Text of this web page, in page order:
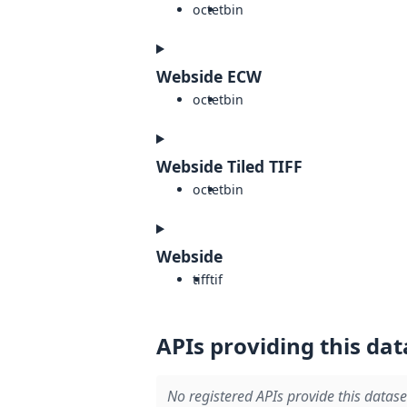
octetbin
Webside ECW
octetbin
Webside Tiled TIFF
octetbin
Webside
tifftif
APIs providing this
No registered APIs provide this